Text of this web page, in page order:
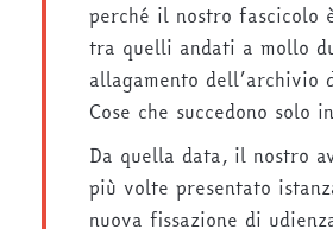
perché il nostro fascicolo
tra quelli andati a mollo
allagamento dell’archivio
Cose che succedono
Da quella data, il nostro
più volte presentato
nuova fissazione di